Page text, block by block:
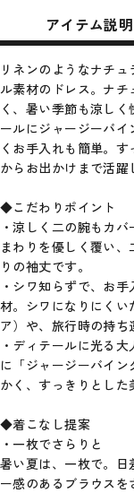
アイテム説明
リネンのようなナチ
ル素材のドレス。ナ
く、暑い季節も涼し
ールにジャージーバイ
くお手入れも簡単。
からお出かけまで活躍
◆こだわりポイント
・涼しく二の腕もカ
まわりを優しく覆い
りの袖丈です。
・シワ知らずで、お
材。シワになりにく
ア）や、旅行時の持ち
・ディテールに光る
に「ジャージーバイ
かく、すっきりとし
◆着こなし提案
・一枚でさらりと
暑い夏は、一枚で。日
ー感のあるブラウスを